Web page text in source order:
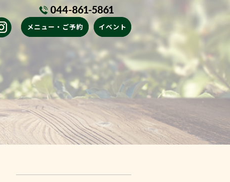
メニュー・ご予約 イベント